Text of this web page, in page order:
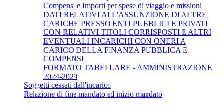
Compensi e Importi per spese di viaggio e missioni
DATI RELATIVI ALL'ASSUNZIONE DI ALTRE
CARICHE PRESSO ENTI PUBBLICI E PRIVATI
CON RELATIVI TITOLI CORRISPOSTI E ALTRI
EVENTUALI INCARICHI CON ONERI A
CARICO DELLA FINANZA PUBBLICA E
COMPENSI
FORMATO TABELLARE - AMMINISTRAZIONE
2024-2029
Soggetti cessati dall'incarico
Relazione di fine mandato ed inizio mandato